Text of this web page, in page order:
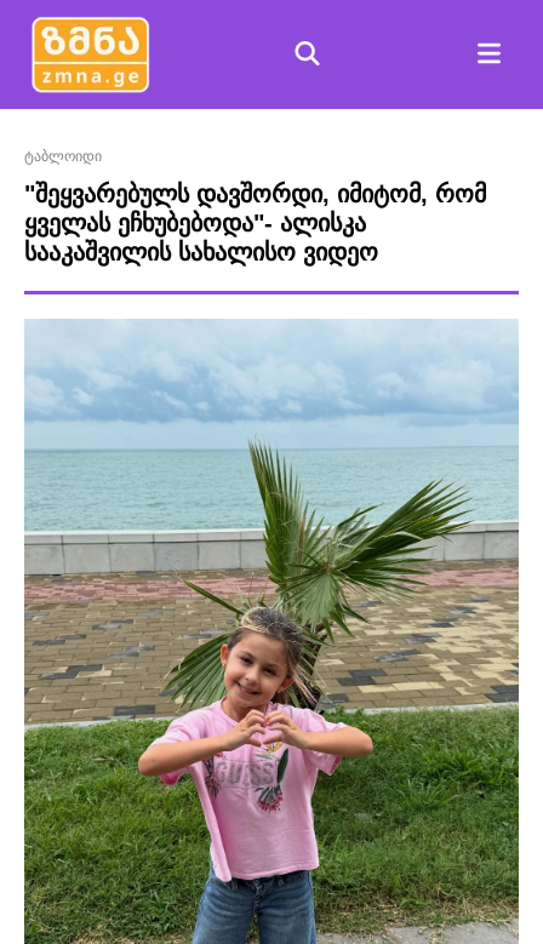
ტაბლოიდი
"შეყვარებულს დავშორდი, იმიტომ, რომ
ყველას ეჩხუბებოდა"- ალისკა
სააკაშვილის სახალისო ვიდეო